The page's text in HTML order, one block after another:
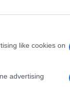
like cookies on
advertising